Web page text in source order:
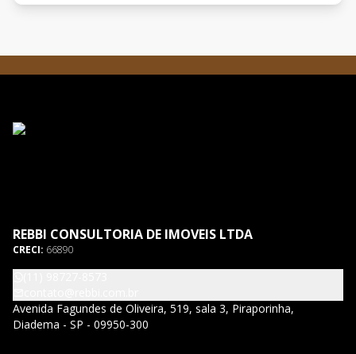
REBBI CONSULTORIA DE IMOVEIS LTDA
CRECI: 66890
Avenida Fagundes de Oliveira, 519, sala 3, Piraporinha,
Diadema - SP - 09950-300